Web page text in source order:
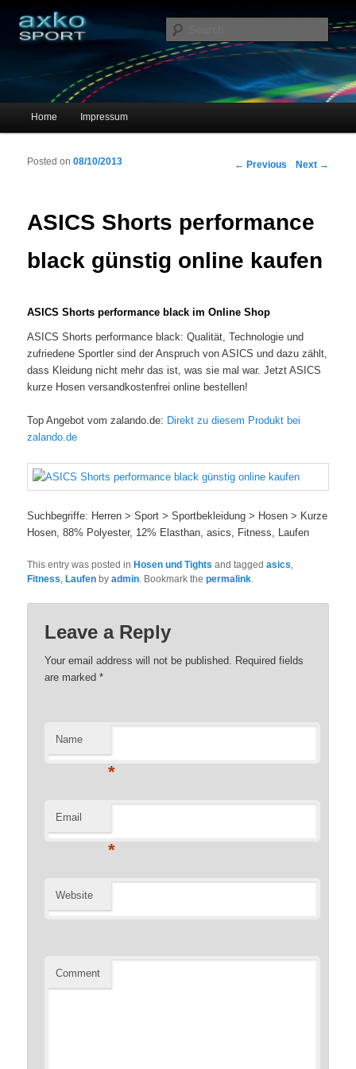
axko-sport – Sportschuhe online
Main menu
Skip to primary content
Skip to secondary content
Home Impressum
Post navigation
← Previous Next →
ASICS Shorts performance
black günstig online kaufen
Posted on08/10/2013
ASICS Shorts performance black im Online Shop
ASICS Shorts performance black: Qualität, Technologie und
zufriedene Sportler sind der Anspruch von ASICS und dazu zählt,
dass Kleidung nicht mehr das ist, was sie mal war. Jetzt ASICS
kurze Hosen versandkostenfrei online bestellen!
Top Angebot vom zalando.de: Direkt zu diesem Produkt bei
zalando.de
Suchbegriffe: Herren > Sport > Sportbekleidung > Hosen > Kurze
Hosen, 88% Polyester, 12% Elasthan, asics, Fitness, Laufen
This entry was posted inHosen und Tights and taggedasics,
Fitness,Laufen byadmin. Bookmark thepermalink.
Leave a Reply
Your email address will not be published. Required fields
are marked*
Name
*
Email
*
Website
Comment